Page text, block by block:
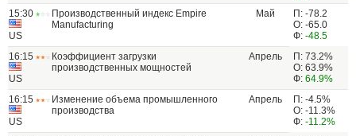
15:30
US
Производственный индекс Empire
Manufacturing
Май
П: -78.2
О: -65.0
Ф: -48.5
16:15
US
Коэффициент загрузки
производственных мощностей
Апрель
П: 73.2%
О: 63.9%
Ф: 64.9%
16:15
US
Изменение объема промышленного
производства
Апрель
П: -4.5%
О: -11.3%
Ф: -11.2%